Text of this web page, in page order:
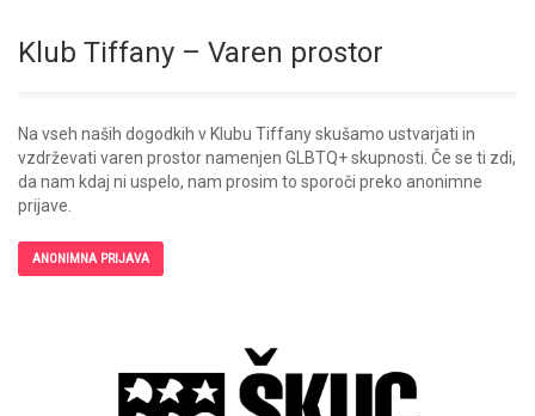
Klub Tiffany – Varen prostor
Na vseh naših dogodkih v Klubu Tiffany skušamo ustvarjati in
vzdrževati varen prostor namenjen GLBTQ+ skupnosti. Če se ti zdi,
da nam kdaj ni uspelo, nam prosim to sporoči preko anonimne
prijave.
ANONIMNA PRIJAVA